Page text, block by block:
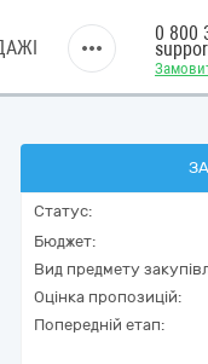
0 800
Статус:
Бюджет:
Вид предмету
Оцінка пропозицій:
Попередній етап: